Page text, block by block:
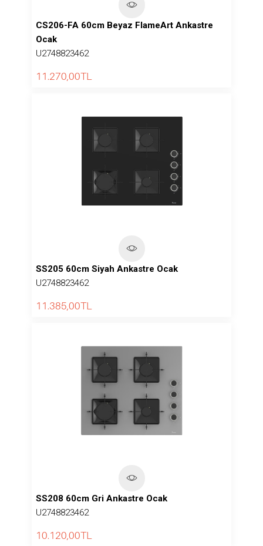
CS206-FA 60cm Beyaz FlameArt Ankastre
Ocak
U2748823462
11.270,00TL
SS205 60cm Siyah Ankastre Ocak
U2748823462
11.385,00TL
SS208 60cm Gri Ankastre Ocak
U2748823462
10.120,00TL